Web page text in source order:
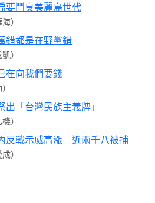
要鬥臭美麗島世代
）
錯都是在野黨錯
）
在向我們要錢
出「台灣民族主義牌」
）
反戰示威高漲 近兩千八被捕
）